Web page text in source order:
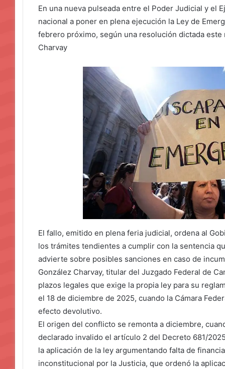
En una nueva pulseada entre el Poder Judicial y el
nacional a poner en plena ejecución la Ley de
febrero próximo, según una resolución dictada
Charvay
El fallo, emitido en plena feria judicial, ordena al
los trámites tendientes a cumplir con la sentencia
advierte sobre posibles sanciones en caso de
González Charvay, titular del Juzgado Federal de
plazos legales que exige la propia ley para su
el 18 de diciembre de 2025, cuando la Cámara
efecto devolutivo.
El origen del conflicto se remonta a diciembre,
declarado invalido el artículo 2 del Decreto 681/
la aplicación de la ley argumentando falta de
inconstitucional por la Justicia, que ordenó la